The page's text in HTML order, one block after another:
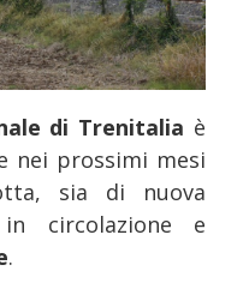
di Trenitalia è
nei prossimi mesi
sia di nuova
circolazione e
.